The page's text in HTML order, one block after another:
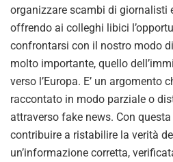
organizzare scambi di giornalisti
offrendo ai colleghi libici
confrontarsi con il nostro modo
molto importante, quello
verso l’Europa. E’ un argomento
raccontato in modo parziale o
attraverso fake news. Con
contribuire a ristabilire la verità
un’informazione corretta,